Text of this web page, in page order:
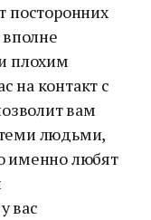
посторонних
вполне
плохим
на контакт с
вам
людьми,
именно любят
вас